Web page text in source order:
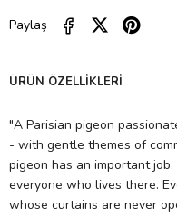
Paylaş
ÜRÜN ÖZELLIKLERI
"A Parisian pigeon
- with gentle themes of
pigeon has an important
everyone who lives there.
whose curtains are never